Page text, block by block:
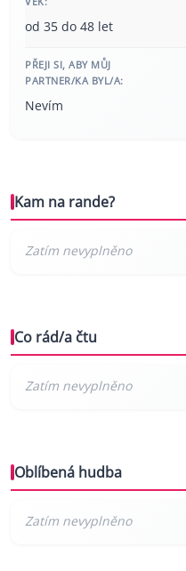
od 35 do 48 let
PŘEJI SI, ABY MŮJ
PARTNER/KA BYL/A:
Nevím
Kam na rande?
Co rád/a čtu
Oblíbená hudba